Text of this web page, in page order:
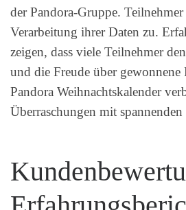
der Pandora-Gruppe.
Verarbeitung ihrer Daten zu.
zeigen, dass viele Teilnehmer
und die Freude über gewonnene
Pandora Weihnachtskalender
Überraschungen mit